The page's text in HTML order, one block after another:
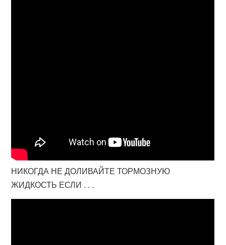
НИКОГДА НЕ ДОЛИВАЙТЕ ТОРМОЗНУЮ
ЖИДКОСТЬ ЕСЛИ . . .